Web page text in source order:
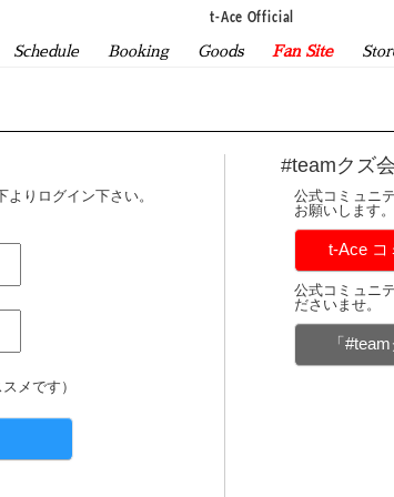
t-Ace Official
Schedule Booking Goods Fan Site
りログイン下さい。
メです）
#teamクズ
公式コミュニ
お願いします。
t-Ace コ
公式コミュニ
ださいませ。
「